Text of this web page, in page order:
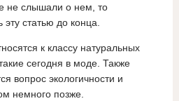
не слышали о нем, то
статью до конца.
к классу натуральных
сегодня в моде. Также
вопрос экологичности и
немного позже.